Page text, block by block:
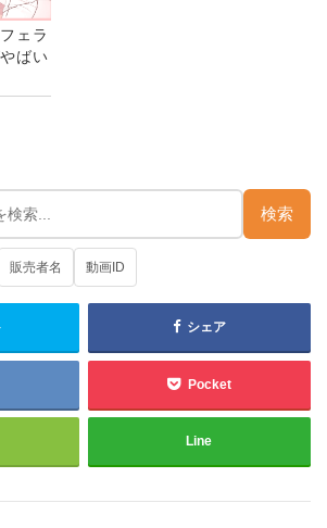
ェラ
ばい
検索
販売者名 動画ID
シェア
Pocket
Line